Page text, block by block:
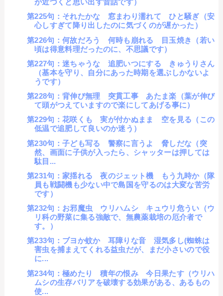
が近づくと思い出す昔話です）
第225句：それたかな 窓まわり濡れて ひと騒ぎ（安
心しすぎて降り出したのに気づくのが遅かった）
第226句：何故だろう 何時も崩れる 目玉焼き（若い
頃は得意料理だったのに、不思議です）
第227句：迷ちゃうな 追肥いつにする きゅうりさん
（基本を守り、自分にあった時期を選ぶしかないよ
うです）
第228句：背伸び無理 突貫工事 あたま楽（葉が伸び
て頭がつえていますので楽にしてあげる事に）
第229句：花咲くも 実が付かぬまま 空を見る（この
低温で追肥して良いのか迷う）
第230句：子ども写る 警察に言うよ 脅しだな（突
然、画面に子供が入ったら、シャッターは押しては
駄目...
第231句：家揺れる 夜のジェット機 もう九時か（隊
員も戦闘機も少ない中で島国を守るのは大変な苦労
です）
第232句：お邪魔虫 ウリハムシ キュウリ危うい（ウ
リ科の野菜に集る強敵で、無農薬栽培の厄介者で
す。）
第233句：ブヨか蚊か 耳障りな音 湿気多し(蜘蛛は
害虫を捕まえてくれる益虫だが、まだ小さいので役
に...
第234句：極めたり 積年の恨み 今日果たす（ウリハ
ムシの生存バリアを破壊する効果がある、あるもの
使...